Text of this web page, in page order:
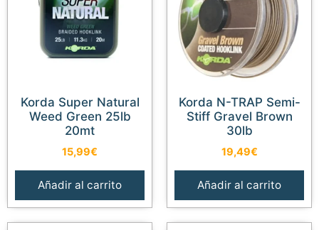
Korda Super Natural
Weed Green 25lb
20mt
15,99€
Añadir al carrito
Korda N-TRAP Semi-
Stiff Gravel Brown
30lb
19,49€
Añadir al carrito